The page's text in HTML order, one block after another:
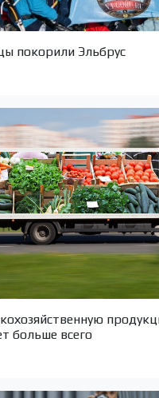
покорили Эльбрус
больше всего